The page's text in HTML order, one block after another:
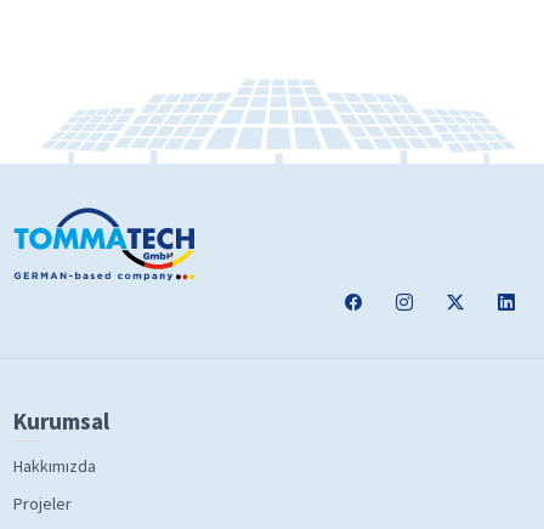
Kurumsal
Hakkımızda
Projeler